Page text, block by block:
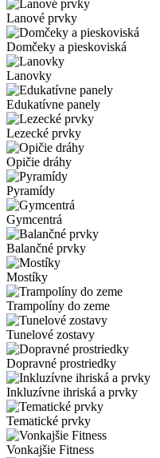
Lanové prvky
Domčeky a pieskoviská
Lanovky
Edukatívne panely
Lezecké prvky
Opičie dráhy
Pyramídy
Gymcentrá
Balančné prvky
Mostíky
Trampolíny do zeme
Tunelové zostavy
Dopravné prostriedky
Inkluzívne ihriská a prvky
Tematické prvky
Vonkajšie Fitness